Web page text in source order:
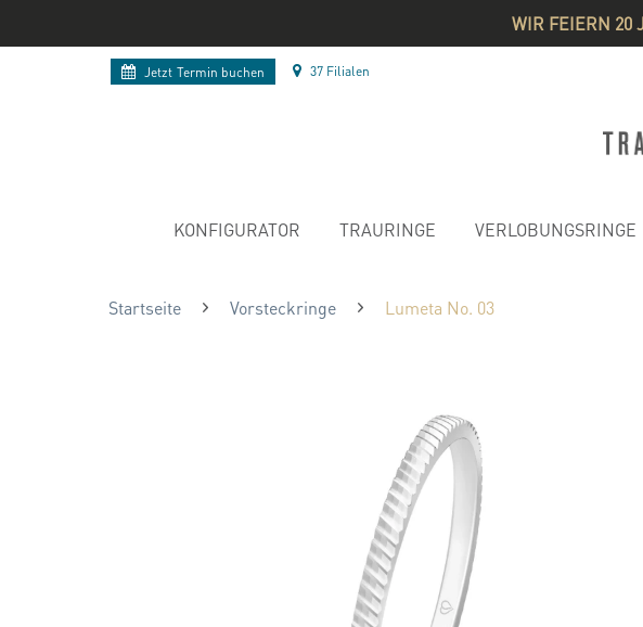
WIR FEIERN 20
Jetzt Termin buchen 37 Filialen
KONFIGURATOR TRAURINGE VERLOBUNGSRINGE
Startseite Vorsteckringe Lumeta No. 03